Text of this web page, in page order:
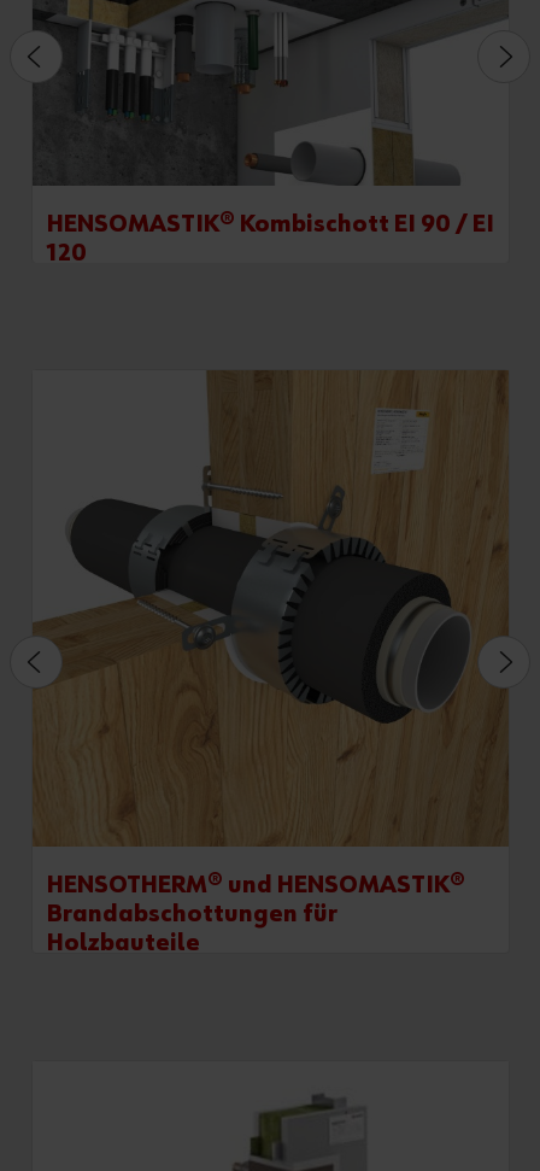
HENSOMASTIK® Kombischott EI 90 / EI
120
HENSOTHERM® und HENSOMASTIK®
Brandabschottungen für
Holzbauteile